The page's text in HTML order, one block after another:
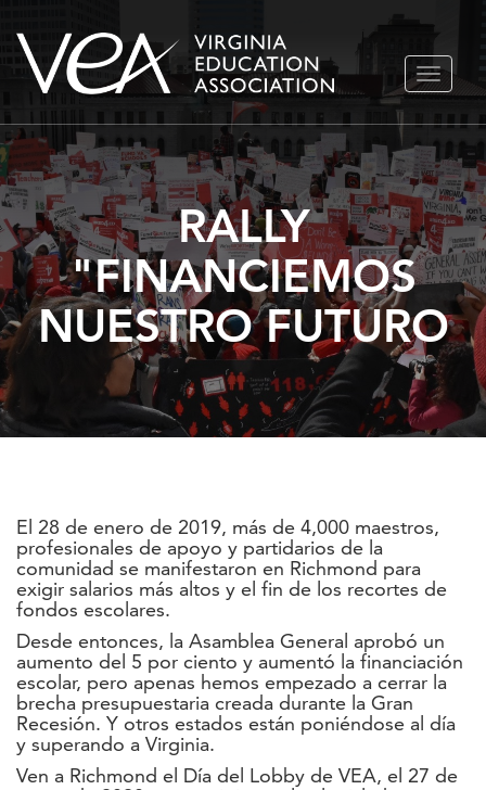
Ir
RALLY
"FINANCIEMOS
NUESTRO FUTURO
El 28 de enero de 2019, más de 4,000 maestros,
profesionales de apoyo y partidarios de la
comunidad se manifestaron en Richmond para
exigir salarios más altos y el fin de los recortes de
fondos escolares.
Desde entonces, la Asamblea General aprobó un
aumento del 5 por ciento y aumentó la financiación
escolar, pero apenas hemos empezado a cerrar la
brecha presupuestaria creada durante la Gran
Recesión. Y otros estados están poniéndose al día
y superando a Virginia.
Ven a Richmond el Día del Lobby de VEA, el 27 de